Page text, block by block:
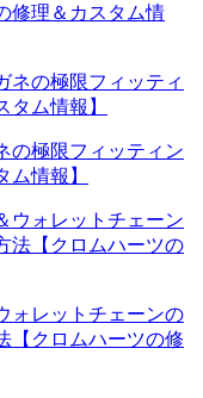
修理＆カスタム情
の極限フィッティン
情報】
ォレットチェーンの
【クロムハーツの修